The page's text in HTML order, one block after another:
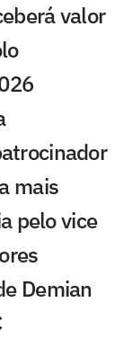
valor
mais
pelo vice
Demian